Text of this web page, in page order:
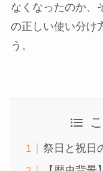
なくなったのか、
の正しい使い分け
う。
祭日と祝日